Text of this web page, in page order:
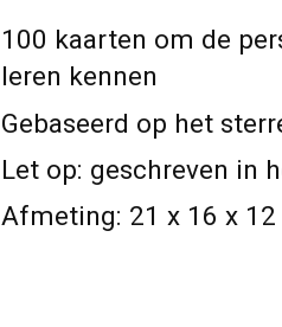
100 kaarten om de
leren kennen
Gebaseerd op het
Let op: geschreven in
Afmeting: 21 x 16 x